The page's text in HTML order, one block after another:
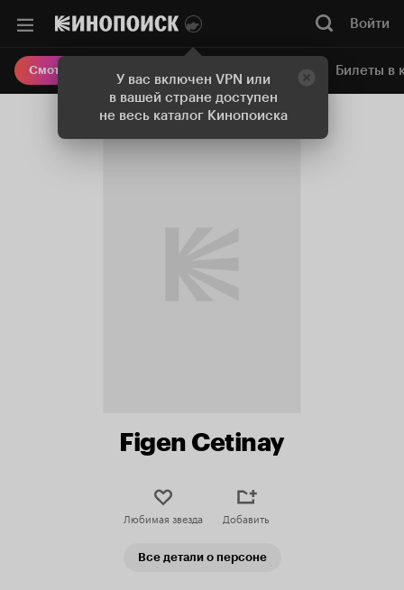
У вас включен VPN или
в вашей стране доступен
не весь каталог Кинопоиска
Войти
Смотреть кино Онлайн-кинотеатр Билеты в
Figen Cetinay
Любимая звезда Добавить
Все детали о персоне